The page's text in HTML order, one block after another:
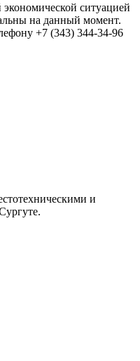
ситуацией
на данный момент.
+7 (343) 344-34-96
и